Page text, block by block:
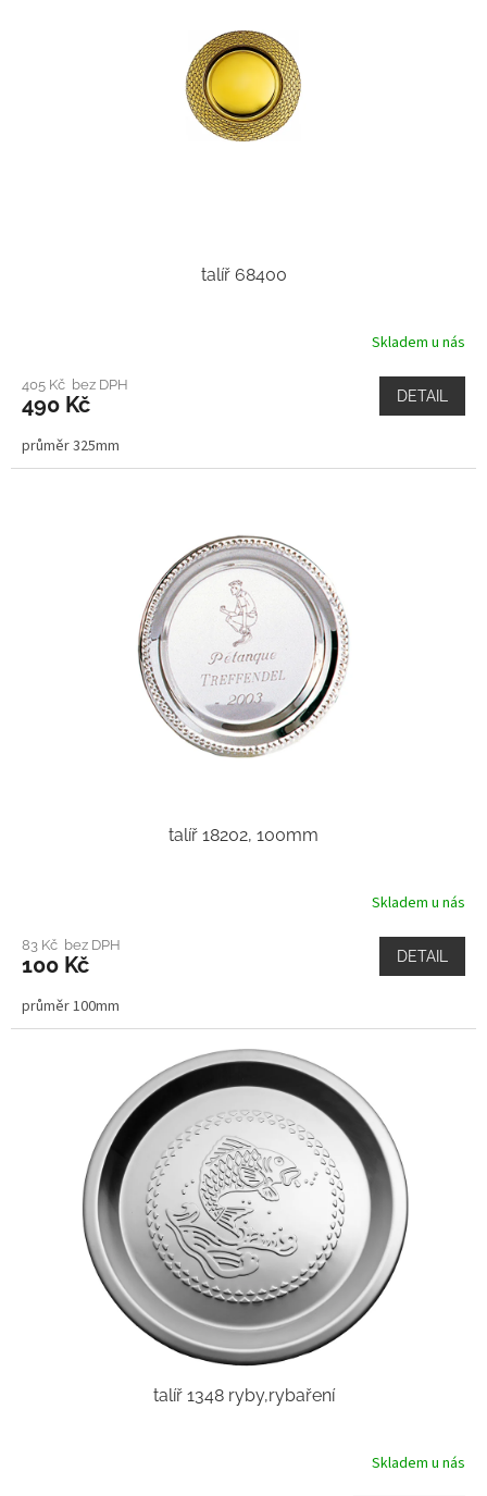
talíř 68400
Skladem u nás
405 Kč bez DPH
490 Kč DETAIL
průměr 325mm
talíř 18202, 100mm
Skladem u nás
83 Kč bez DPH
100 Kč DETAIL
průměr 100mm
talíř 1348 ryby,rybaření
Skladem u nás